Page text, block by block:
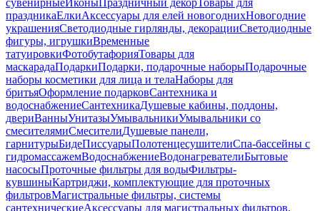
сувенирныеИконыПраздничный декорТовары для
праздникаЕлкиАксессуары для елей новогоднихНовогодние
украшенияСветодиодные гирлянды, декорацииСветодиодные
фигуры, игрушкиВременные
татуировкиФотобутафорияТовары для
маскарадаПодаркиПодарки, подарочные наборыПодарочные
наборы косметики для лица и телаНаборы для
бритьяОформление подарковСантехника и
водоснабжениеСантехникаДушевые кабины, поддоны,
двериВанныУнитазыУмывальникиУмывальники со
смесителямиСмесителиДушевые панели,
гарнитурыБидеПиссуарыПолотенцесушителиСпа-бассейны с
гидромассажемВодоснабжениеВодонагревателиБытовые
насосыПроточные фильтры для водыФильтры-
кувшиныКартриджи, комплектующие для проточных
фильтровМагистральные фильтры, системы
сантехническиеАксессуары для магистральных фильтров,